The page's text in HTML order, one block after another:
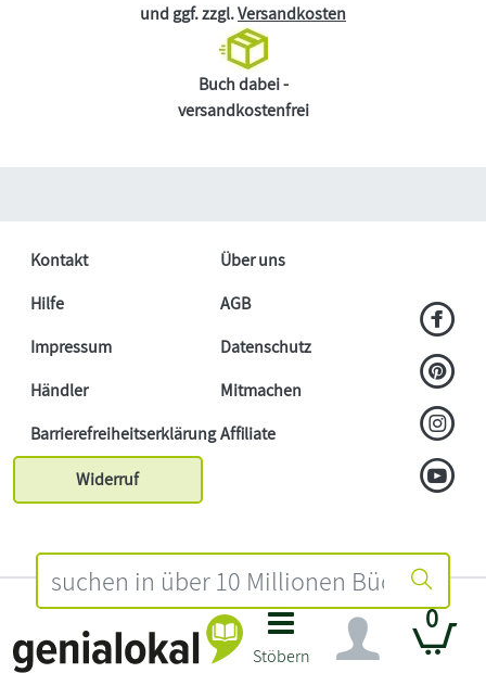
Stöbern
0
und ggf. zzgl.Versandkosten
Buch dabei -
versandkostenfrei
Kontakt
Über uns
Hilfe
AGB
Impressum
Datenschutz
Händler
Mitmachen
BarrierefreiheitserklärungAffiliate
Widerruf